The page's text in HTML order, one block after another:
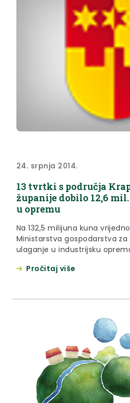
24. srpnja 2014.
13 tvrtki s područja
županije dobilo 12,6
u opremu
Na 132,5 milijuna kuna
Ministarstva gospodarstva
ulaganje u industrijsku
s područja Krapinsko-
Pročitaj više